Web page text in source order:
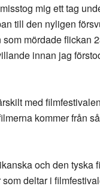
mig ett tag
till den nyligen
mördade flickan
innan jag
med
kommer från
och den tyska
deltar i